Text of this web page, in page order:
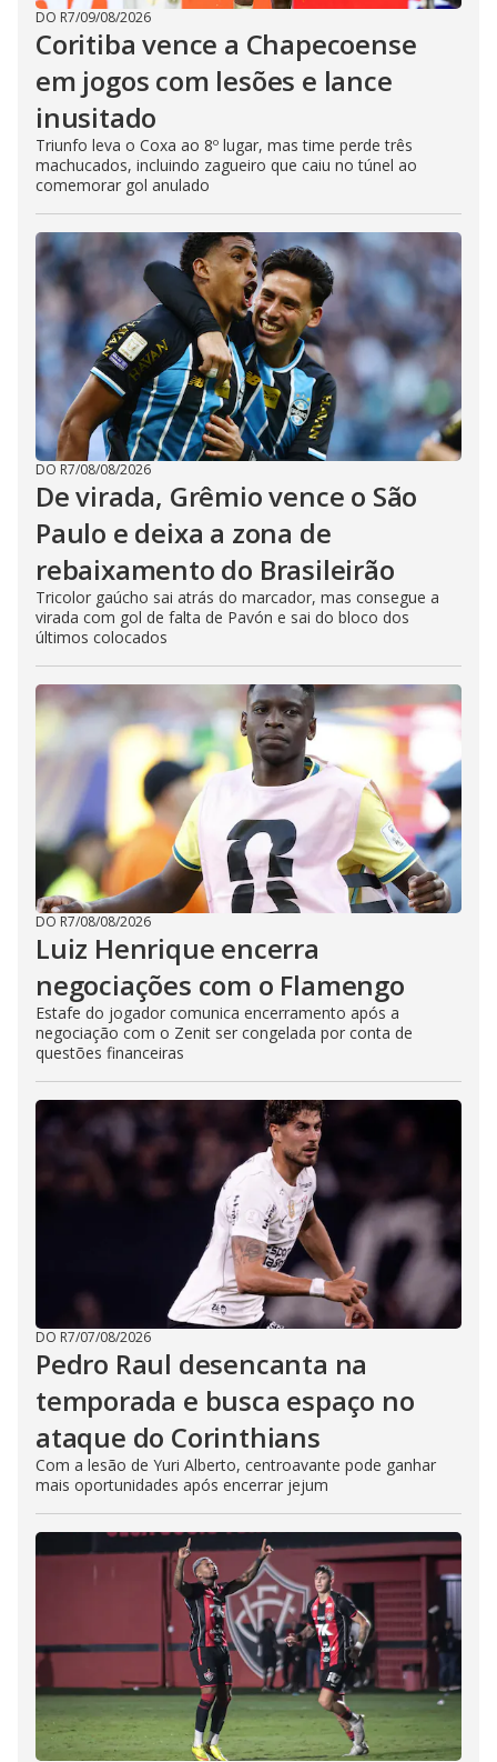
DO R7/09/08/2026
Coritiba vence a Chapecoense
em jogos com lesões e lance
inusitado
Triunfo leva o Coxa ao 8º lugar, mas time perde três
machucados, incluindo zagueiro que caiu no túnel ao
comemorar gol anulado
DO R7/08/08/2026
De virada, Grêmio vence o São
Paulo e deixa a zona de
rebaixamento do Brasileirão
Tricolor gaúcho sai atrás do marcador, mas consegue a
virada com gol de falta de Pavón e sai do bloco dos
últimos colocados
DO R7/08/08/2026
Luiz Henrique encerra
negociações com o Flamengo
Estafe do jogador comunica encerramento após a
negociação com o Zenit ser congelada por conta de
questões financeiras
DO R7/07/08/2026
Pedro Raul desencanta na
temporada e busca espaço no
ataque do Corinthians
Com a lesão de Yuri Alberto, centroavante pode ganhar
mais oportunidades após encerrar jejum